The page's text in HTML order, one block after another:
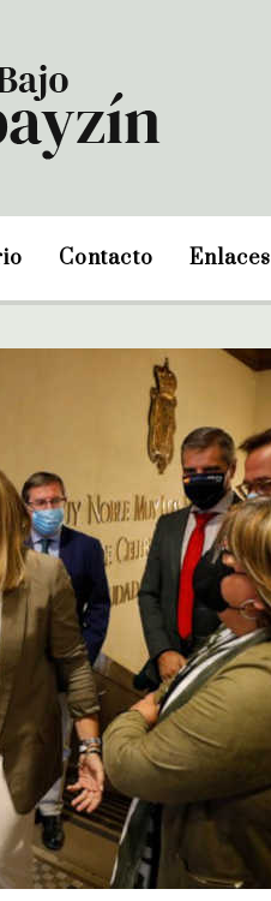
Contacto Enlaces